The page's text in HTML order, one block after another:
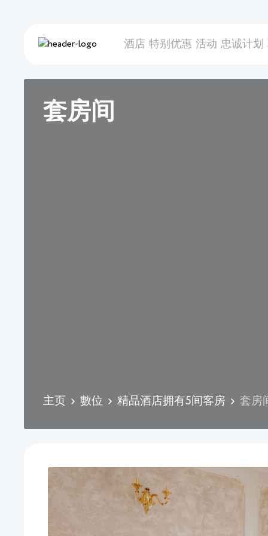
酒店 特别优惠 活动 忠诚计划
套房间
主页 數位 精品酒店拥有5间客房 套房